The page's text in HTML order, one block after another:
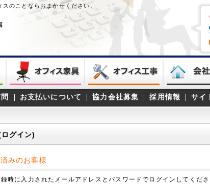
のことならおまかせください。
お支払いについて 協力会社募集 採用情報 サイ
グイン)
みのお客様
時に入力されたメールアドレスとパスワードでログインしてくだ